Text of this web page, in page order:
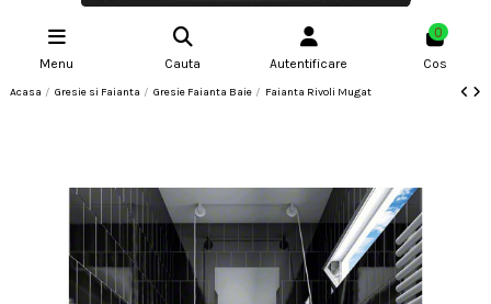
Menu Cauta Autentificare
0
Cos
Acasa Gresie si Faianta Gresie Faianta Baie Faianta Rivoli Mugat